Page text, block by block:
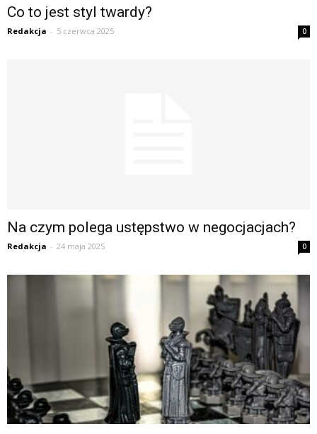
Co to jest styl twardy?
Redakcja - 5 czerwca 2025 0
Na czym polega ustępstwo w negocjacjach?
Redakcja - 24 maja 2025 0